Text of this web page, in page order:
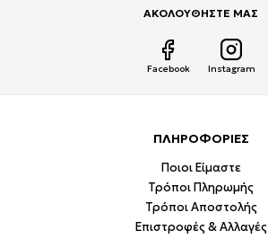
ΑΚΟΛΟΥΘΗΣΤΕ ΜΑΣ
Facebook Instagram
ΠΛΗΡΟΦΟΡΙΕΣ
Ποιοι Είμαστε
Τρόποι Πληρωμής
Τρόποι Αποστολής
Επιστροφές & Αλλαγές